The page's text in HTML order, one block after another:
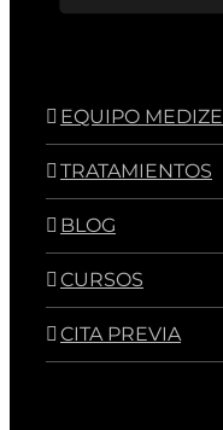
EQUIPO
TRATAMIENTOS
BLOG
CURSOS
CITA PREVIA